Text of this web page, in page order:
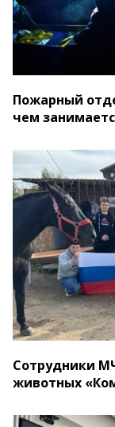
Пожарный
чем
Сотрудники
животных